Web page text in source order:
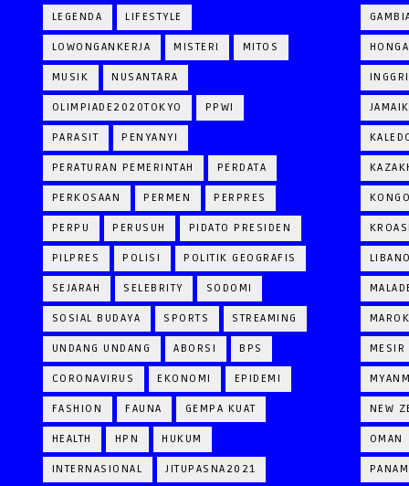
LEGENDA LIFESTYLE
LOWONGANKERJA MISTERI MITOS
MUSIK NUSANTARA
OLIMPIADE2020TOKYO PPWI
PARASIT PENYANYI
PERATURAN PEMERINTAH PERDATA
PERKOSAAN PERMEN PERPRES
PERPU PERUSUH PIDATO PRESIDEN
PILPRES POLISI POLITIK GEOGRAFIS
SEJARAH SELEBRITY SODOMI
SOSIAL BUDAYA SPORTS STREAMING
UNDANG UNDANG ABORSI BPS
CORONAVIRUS EKONOMI EPIDEMI
FASHION FAUNA GEMPA KUAT
HEALTH HPN HUKUM
INTERNASIONAL JITUPASNA2021
MESIR
NEW
OMAN